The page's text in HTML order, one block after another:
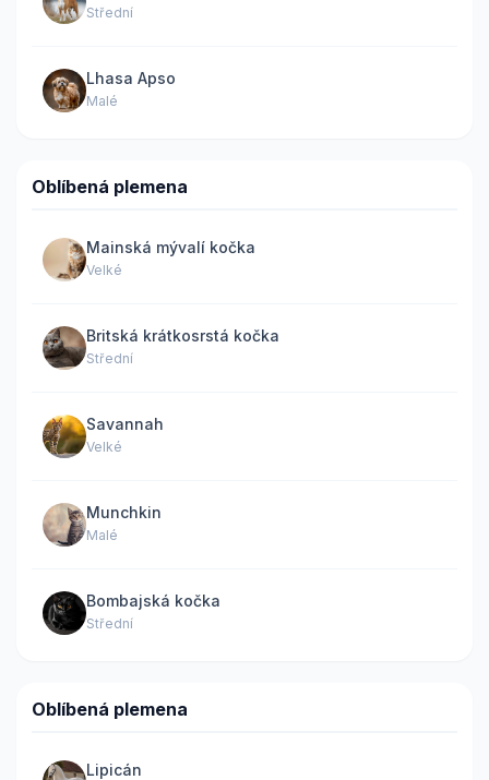
Střední
Lhasa Apso
Malé
Oblíbená plemena
Mainská mývalí kočka
Velké
Britská krátkosrstá kočka
Střední
Savannah
Velké
Munchkin
Malé
Bombajská kočka
Střední
Oblíbená plemena
Lipicán